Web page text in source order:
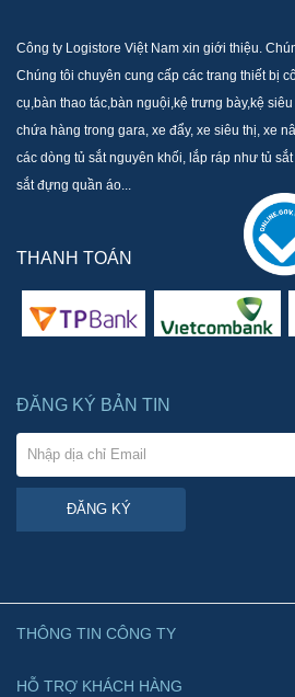
Công ty Logistore Việt Nam xin giới thiệu.
Chúng tôi chuyên cung cấp các trang thiết bị
cụ,bàn thao tác,bàn nguội,kệ trưng bày,kệ
chứa hàng trong gara, xe đẩy, xe siêu thị, xe
các dòng tủ sắt nguyên khối, lắp ráp như tủ
sắt đựng quần áo...
THANH TOÁN
ĐĂNG KÝ BẢN TIN
ĐĂNG KÝ
THÔNG TIN CÔNG TY
HỖ TRỢ KHÁCH HÀNG